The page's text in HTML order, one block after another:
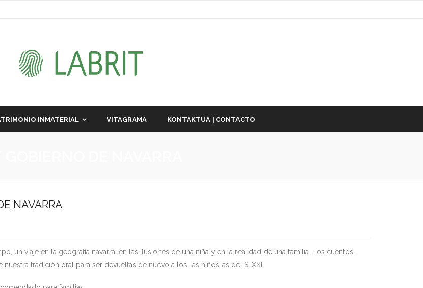
INMATERIAL VITAGRAMA KONTAKTUA | CONTACTO
NAVARRA
un viaje en la geografía navarra, en las ilusiones de una niña y en la realidad de una familia. Los cuentos,
tradición oral para ser devueltas de nuevo a los-las niños-as del S. XXI.